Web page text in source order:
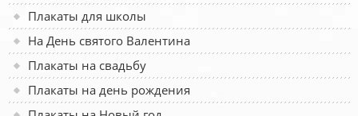
Плакаты для школы
На День святого Валентина
Плакаты на свадьбу
Плакаты на день рождения